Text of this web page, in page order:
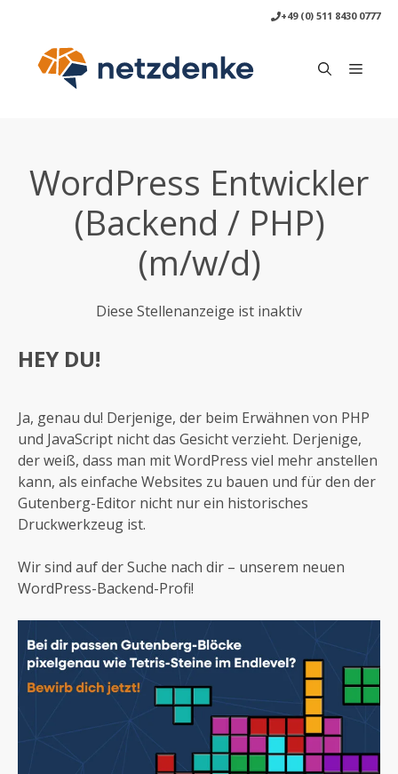
springen
+49 (0) 511 8430 0777
Menü
WordPress Entwickler
(Backend / PHP)
(m/w/d)
Diese Stellenanzeige ist inaktiv
HEY DU!
Ja, genau du! Derjenige, der beim Erwähnen von PHP
und JavaScript nicht das Gesicht verzieht. Derjenige,
der weiß, dass man mit WordPress viel mehr anstellen
kann, als einfache Websites zu bauen und für den der
Gutenberg-Editor nicht nur ein historisches
Druckwerkzeug ist.
Wir sind auf der Suche nach dir – unserem neuen
WordPress-Backend-Profi!